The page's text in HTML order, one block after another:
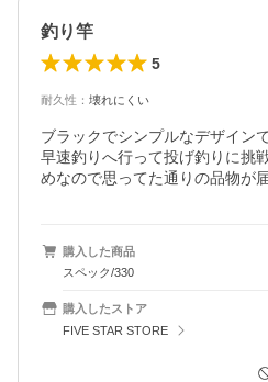
釣り竿
5
耐久性 ： 壊れにくい
ブラックでシンプルなデザイン
早速釣りへ行って投げ釣りに挑
めなので思ってた通りの品物が
購入した商品
スペック/330
購入したストア
FIVE STAR STORE